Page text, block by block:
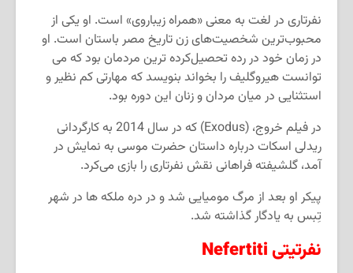
نفرتاری در لغت به معنی «همراه زیباروی» است. او یکی از
محبوبترین شخصیتهای زن تاریخ مصر باستان است. او
در زمان خود در رده تحصیلکرده ترین مردمان بود که می
توانست هیروگلیف را بخواند بنویسد که مهارتی کم نظیر و
استثنایی در میان مردان و زنان این دوره بود.
در فیلم خروج، (Exodus)
که در سال 2014 به کارگردانی
ریدلی اسکات درباره داستان حضرت موسی به نمایش در
آمد، گلشیفته فراهانی نقش نفرتاری را بازی میکرد.
پیکر او بعد از مرگ مومیایی شد و در دره ملکه ها در شهر
تِبس به یادگار گذاشته شد.
نفرتیتیNefertiti